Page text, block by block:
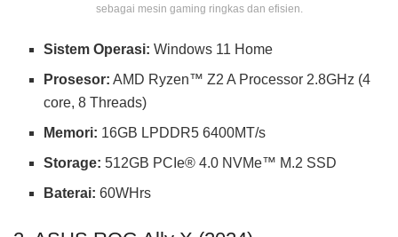
sebagai mesin gaming ringkas dan efisien.
Sistem Operasi: Windows 11 Home
Prosesor: AMD Ryzen™ Z2 A Processor 2.8GHz (4
core, 8 Threads)
Memori: 16GB LPDDR5 6400MT/s
Storage: 512GB PCIe® 4.0 NVMe™ M.2 SSD
Baterai: 60WHrs